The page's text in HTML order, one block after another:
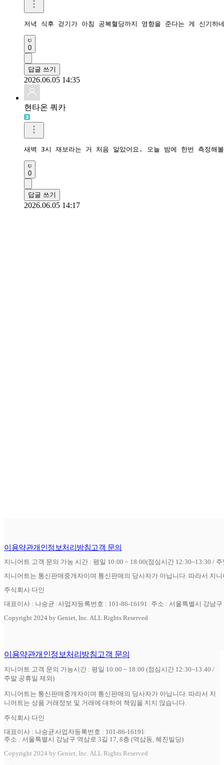
저녁 식후 걷기가 아침 공복혈당까지 영향을 준다는 게 신기
0
답글 쓰기
2026.06.05 14:35
현타온 쿼카
새벽 3시 재보라는 거 처음 알았어요. 오늘 밤에 한번 측정해
0
답글 쓰기
2026.06.05 14:17
이용약관개인정보처리방침고객 문의
지니어트 고객 문의 가능 시간 : 평일 10:00 ~ 18:00(점심시간 12:30~13:30 /
지니어트는 통신판매중개자이며 통신판매의 당사자가 아닙니다. 따라서 지
주식회사 다인
대표이사 : 나승균 사업자등록번호 : 101-86-16191
주소 : 서울특별시 강남
Copyright 2024 by Geniet, Inc. ALL Rights Reserved
이용약관개인정보처리방침고객 문의
지니어트 고객 문의 가능시간 : 평일 10:00 ~ 18:00 (점심시간 12:30~13:40 /
주말 공휴일 제외)
지니어트는 통신판매중개자이며 통신판매의 당사자가 아닙니다. 따라서 지
니어트는 상품 거래정보 및 거래에 대하여 책임을 지지 않습니다.
주식회사 다인
대표이사 : 나승균사업자등록번호 : 101-86-16191
주소 : 서울특별시 강남구 역삼로 3길 17, 8층 (역삼동, 혜진빌딩)
Copyright 2024 by Geniet, Inc. ALL Rights Reserved